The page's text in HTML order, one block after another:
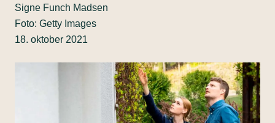
Signe Funch Madsen
Foto: Getty Images
18. oktober 2021